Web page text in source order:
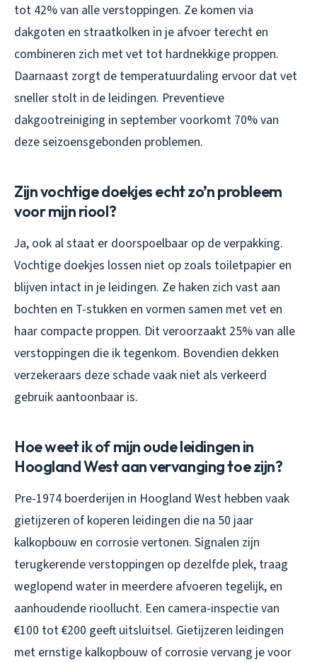
tot 42% van alle verstoppingen. Ze komen via
dakgoten en straatkolken in je afvoer terecht en
combineren zich met vet tot hardnekkige proppen.
Daarnaast zorgt de temperatuurdaling ervoor dat vet
sneller stolt in de leidingen. Preventieve
dakgootreiniging in september voorkomt 70% van
deze seizoensgebonden problemen.
Zijn vochtige doekjes echt zo’n probleem
voor mijn riool?
Ja, ook al staat er doorspoelbaar op de verpakking.
Vochtige doekjes lossen niet op zoals toiletpapier en
blijven intact in je leidingen. Ze haken zich vast aan
bochten en T-stukken en vormen samen met vet en
haar compacte proppen. Dit veroorzaakt 25% van alle
verstoppingen die ik tegenkom. Bovendien dekken
verzekeraars deze schade vaak niet als verkeerd
gebruik aantoonbaar is.
Hoe weet ik of mijn oude leidingen in
Hoogland West aan vervanging toe zijn?
Pre-1974 boerderijen in Hoogland West hebben vaak
gietijzeren of koperen leidingen die na 50 jaar
kalkopbouw en corrosie vertonen. Signalen zijn
terugkerende verstoppingen op dezelfde plek, traag
weglopend water in meerdere afvoeren tegelijk, en
aanhoudende rioollucht. Een camera-inspectie van
€100 tot €200 geeft uitsluitsel. Gietijzeren leidingen
met ernstige kalkopbouw of corrosie vervang je voor